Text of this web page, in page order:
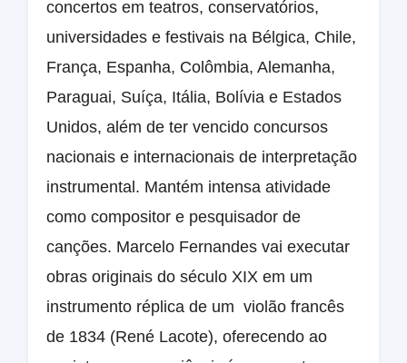
concertos em teatros, conservatórios,
universidades e festivais na Bélgica, Chile,
França, Espanha, Colômbia, Alemanha,
Paraguai, Suíça, Itália, Bolívia e Estados
Unidos, além de ter vencido concursos
nacionais e internacionais de interpretação
instrumental. Mantém intensa atividade
como compositor e pesquisador de
canções. Marcelo Fernandes vai executar
obras originais do século XIX em um
instrumento réplica de um violão francês
de 1834 (René Lacote), oferecendo ao